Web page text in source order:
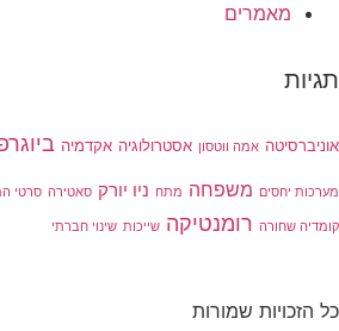
מאמרים
תגיות
אוניברסיטה אמה ווטסון אסטרולוגיה אקדמיה
מערכות יחסים משפחה מתח ניו יורק סאטירה סרטי
קומדיה שחורה רומנטיקה שייכות שינוי חברתי
כל הזכויות שמורות